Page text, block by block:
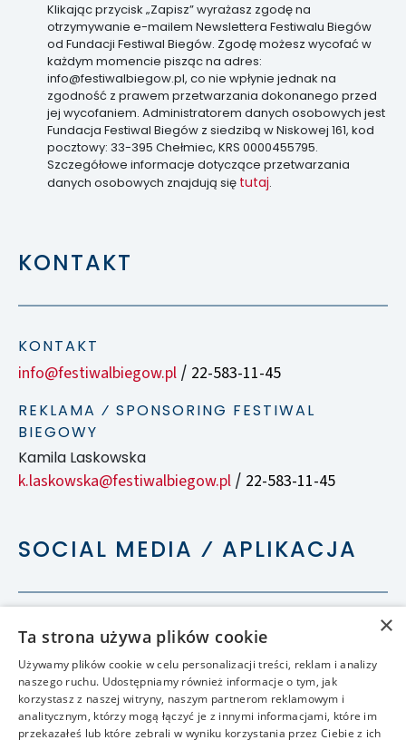
Klikając przycisk „Zapisz” wyrażasz zgodę na
otrzymywanie e-mailem Newslettera Festiwalu Biegów
od Fundacji Festiwal Biegów. Zgodę możesz wycofać w
każdym momencie pisząc na adres:
info@festiwalbiegow.pl, co nie wpłynie jednak na
zgodność z prawem przetwarzania dokonanego przed
jej wycofaniem. Administratorem danych osobowych jest
Fundacja Festiwal Biegów z siedzibą w Niskowej 161, kod
pocztowy: 33-395 Chełmiec, KRS 0000455795.
Szczegółowe informacje dotyczące przetwarzania
danych osobowych znajdują się tutaj.
KONTAKT
KONTAKT
info@festiwalbiegow.pl / 22-583-11-45
REKLAMA ⁄ SPONSORING FESTIWAL
BIEGOWY
Kamila Laskowska
k.laskowska@festiwalbiegow.pl / 22-583-11-45
SOCIAL MEDIA ⁄ APLIKACJA
×
Ta strona używa plików cookie
Używamy plików cookie w celu personalizacji treści, reklam i analizy
naszego ruchu. Udostępniamy również informacje o tym, jak
korzystasz z naszej witryny, naszym partnerom reklamowym i
analitycznym, którzy mogą łączyć je z innymi informacjami, które im
przekazałeś lub które zebrali w wyniku korzystania przez Ciebie z ich